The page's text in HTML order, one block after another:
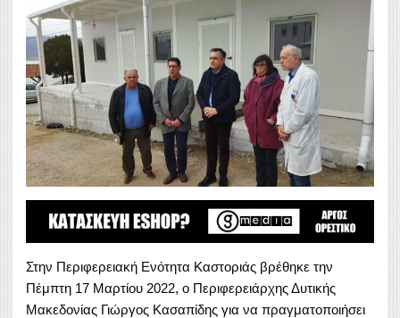
Στην Περιφερειακή Ενότητα Καστοριάς βρέθηκε την
Πέμπτη 17 Μαρτίου 2022, ο Περιφερειάρχης Δυτικής
Μακεδονίας Γιώργος Κασαπίδης για να πραγματοποιήσει